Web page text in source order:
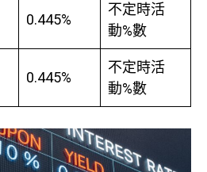
0.445%
不定時活
動%數
0.445%
不定時活
動%數